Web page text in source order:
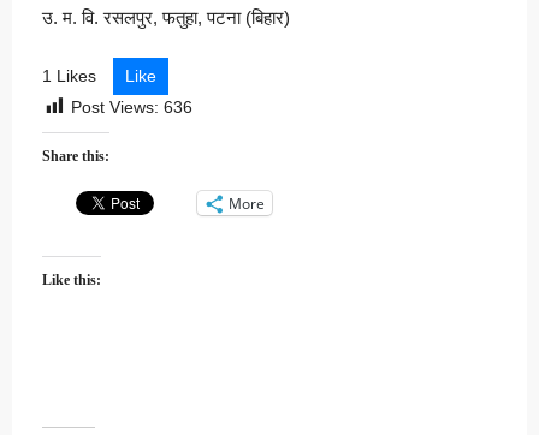
उ. म. वि. रसलपुर, फतुहा, पटना (बिहार)
1 Likes
Like
Post Views: 636
Share this:
More
Like this: